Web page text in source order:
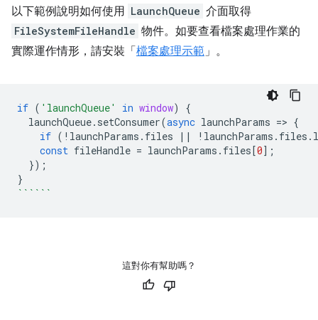
以下範例說明如何使用 LaunchQueue 介面取得
FileSystemFileHandle 物件。如要查看檔案處理作業的
實際運作情形，請安裝「檔案處理示範 」。
if ( 'launchQueue' in window)
{
launchQueue. setConsumer(async launchParams => {
if ( ! launchParams . files || ! launchParams . files .
const fileHandle = launchParams . files[0];
});
}
``````
這對你有幫助嗎？